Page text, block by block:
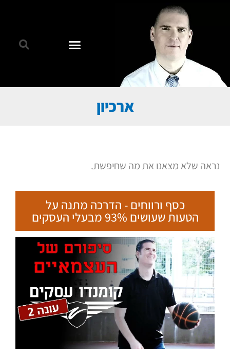
ארכיון
נראה שלא מצאנו את מה שחיפשת.
כסף ורווחים - הדרכה מתנה על
הטעות שעושים 93% מבעלי העסקים